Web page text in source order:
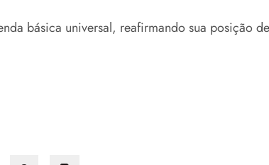
básica universal, reafirmando sua posição